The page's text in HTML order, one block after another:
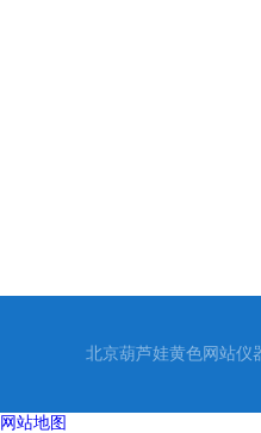
北京葫芦娃黄色网站仪
网站地图